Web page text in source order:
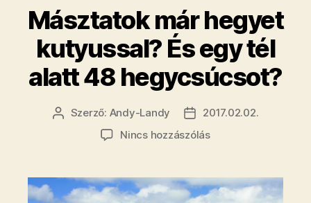
Másztatok már hegyet
kutyussal? És egy tél
alatt 48 hegycsúcsot?
Bejegyzés
Szerző: Andy-Landy
Bejegyzés
dátuma
2017.02.02.
Nincs hozzászólása(z)
hegyet
kutyussal?